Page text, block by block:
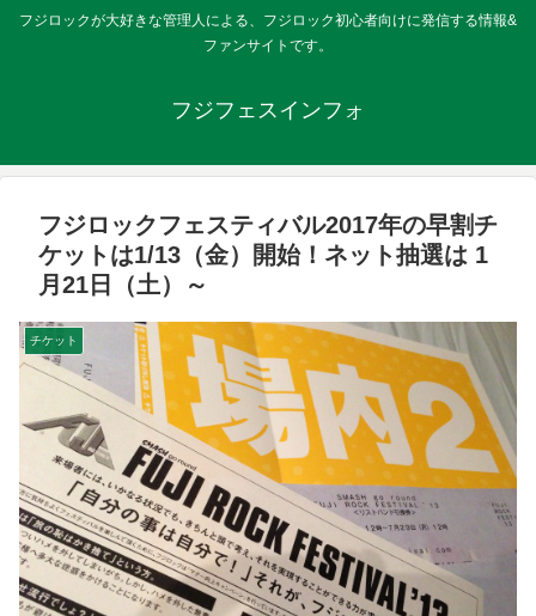
フジロックが大好きな管理人による、フジロック初心者向けに発信する情報&
ファンサイトです。
フジフェスインフォ
フジロックフェスティバル2017年の早割チ
ケットは1/13（金）開始！ネット抽選は 1
月21日（土）～
チケット